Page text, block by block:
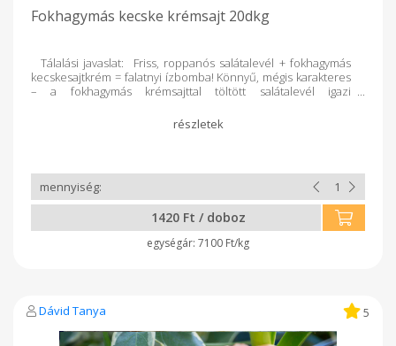
Fokhagymás kecske krémsajt 20dkg
Tálalási javaslat: Friss, roppanós salátalevél + fokhagymás
kecskesajtkrém = falatnyi ízbomba! Könnyű, mégis karakteres
– a fokhagymás krémsajttal töltött salátalevél igazi
vendégváró falatkának vagy csak úgy... mert jól esik! Próbáld
ki, ha szereted a frissességet egy kis fokhagymás lendülettel!
1420 Ft / doboz
7100 Ft/kg
Dávid Tanya 5